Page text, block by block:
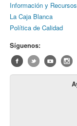
Información y Recursos
La Caja Blanca
Política de Calidad
Síguenos: